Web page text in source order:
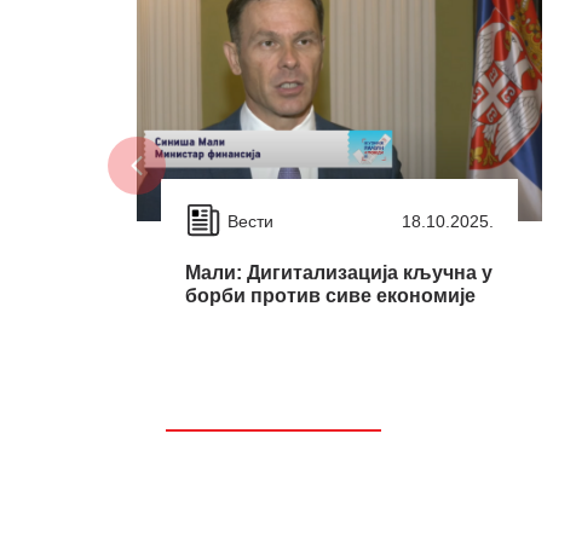
Вести 18.10.2025.
Мали: Дигитализација кључнa у
борби против сиве економије